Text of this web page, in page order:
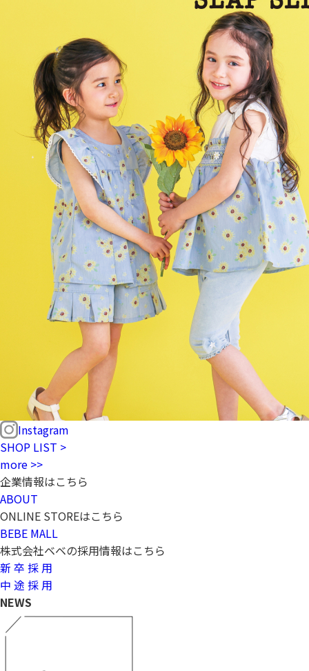
Instagram
SHOP LIST >
more >>
企業情報はこちら
ABOUT
ONLINE STOREはこちら
BEBE MALL
株式会社ベベの採用情報はこちら
新 卒 採 用
中 途 採 用
NEWS